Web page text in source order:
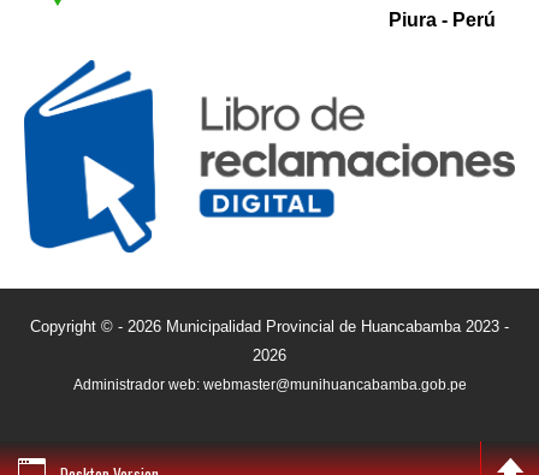
Piura - Perú
Copyright © - 2026 Municipalidad Provincial de Huancabamba 2023 -
2026
Administrador web: webmaster@munihuancabamba.gob.pe